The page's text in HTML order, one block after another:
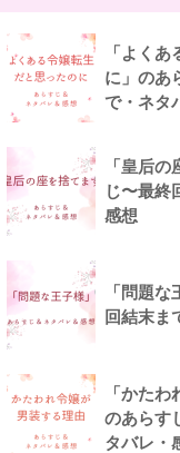
「よく
に」のあ
で・ネタ
「皇后
じ〜最終
感想
「問題
回結末ま
「かたわ
のあらす
タバレ・